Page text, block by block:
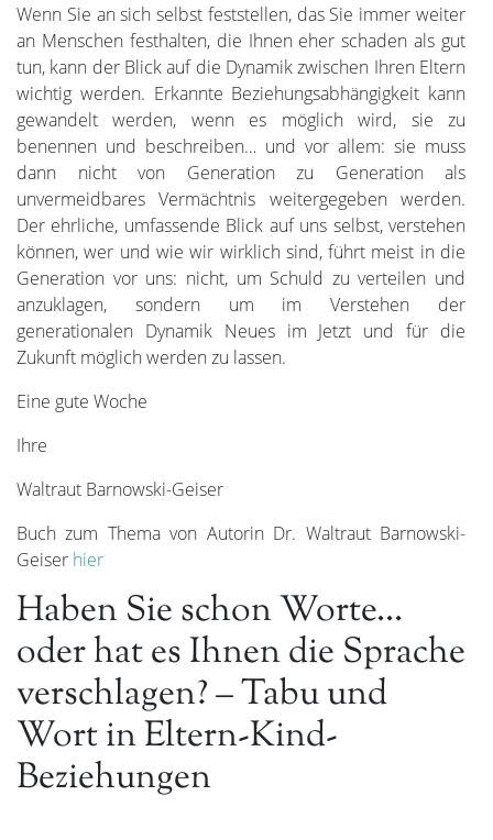
Wenn Sie an sich selbst feststellen, das Sie immer weiter
an Menschen festhalten, die Ihnen eher schaden als gut
tun, kann der Blick auf die Dynamik zwischen Ihren Eltern
wichtig werden. Erkannte Beziehungsabhängigkeit kann
gewandelt werden, wenn es möglich wird, sie zu
benennen und beschreiben… und vor allem: sie muss
dann nicht von Generation zu Generation als
unvermeidbares Vermächtnis weitergegeben werden.
Der ehrliche, umfassende Blick auf uns selbst, verstehen
können, wer und wie wir wirklich sind, führt meist in die
Generation vor uns: nicht, um Schuld zu verteilen und
anzuklagen, sondern um im Verstehen der
generationalen Dynamik Neues im Jetzt und für die
Zukunft möglich werden zu lassen.
Eine gute Woche
Ihre
Waltraut Barnowski-Geiser
Buch zum Thema von Autorin Dr. Waltraut Barnowski-
Geiser hier
Haben Sie schon Worte…
oder hat es Ihnen die Sprache
verschlagen? – Tabu und
Wort in Eltern-Kind-
Beziehungen